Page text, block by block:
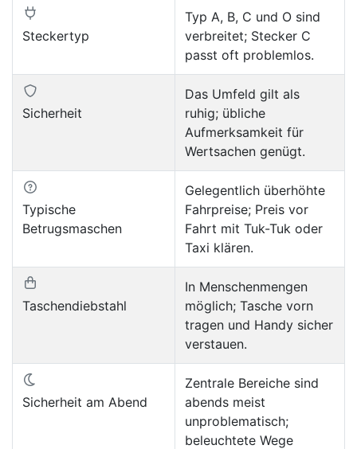
Steckertyp
Typ A, B, C und O sind
verbreitet; Stecker C
passt oft problemlos.
Sicherheit
Das Umfeld gilt als
ruhig; übliche
Aufmerksamkeit für
Wertsachen genügt.
Typische
Betrugsmaschen
Gelegentlich überhöhte
Fahrpreise; Preis vor
Fahrt mit Tuk-Tuk oder
Taxi klären.
Taschendiebstahl
In Menschenmengen
möglich; Tasche vorn
tragen und Handy sicher
verstauen.
Sicherheit am Abend
Zentrale Bereiche sind
abends meist
unproblematisch;
beleuchtete Wege